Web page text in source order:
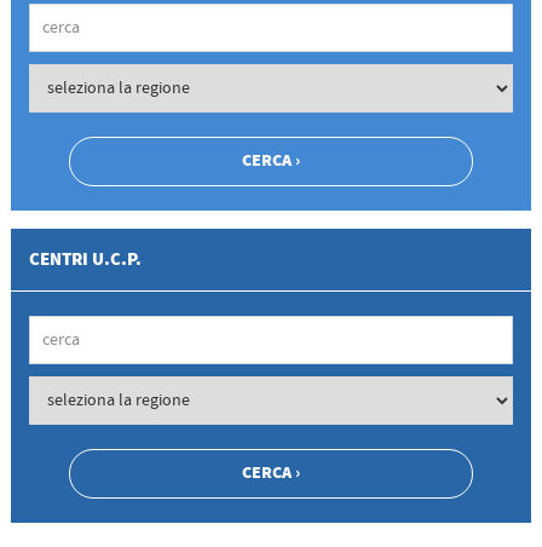
CENTRI U.C.P.